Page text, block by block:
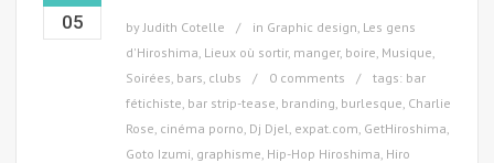
05 by Judith Cotelle in Graphic design Les gens
d'Hiroshima Lieux où sortir, manger, boire Musique
Soirées, bars, clubs
0 comments tags: bar
fétichiste bar strip-tease branding burlesque Charlie
Rose cinéma porno Dj Djel expat.com GetHiroshima
Goto Izumi graphisme Hip-Hop Hiroshima Hiro